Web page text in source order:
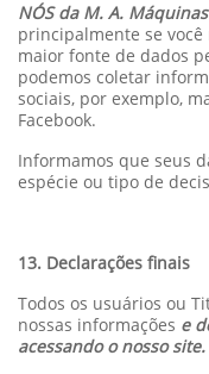
NÓS da M. A. Máquinas
principalmente se você
maior fonte de dados
podemos coletar
sociais, por exemplo,
Facebook.
Informamos que seus
espécie ou tipo de
13. Declarações finais
Todos os usuários ou
nossas informações e
acessando o nosso site.